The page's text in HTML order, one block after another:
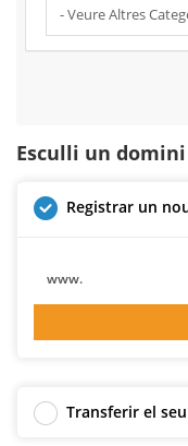
Esculli un domini
Registrar un
www.
Transferir el